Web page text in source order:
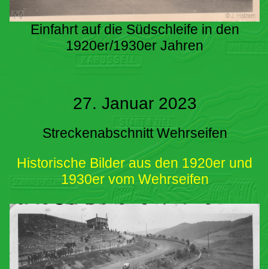
Einfahrt auf die Südschleife in den
1920er/1930er Jahren
27. Januar 2023
Streckenabschnitt Wehrseifen
Historische Bilder aus den 1920er und
1930er vom Wehrseifen